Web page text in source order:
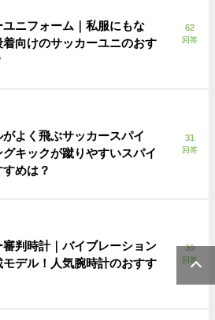
ユニフォーム｜私服にもな
着向けのサッカーユニのおす
62
回答
がよく飛ぶサッカースパイ
グキックが蹴りやすいスパイ
めは？
31
回答
審判時計｜バイブレーション
モデル！人気腕時計のおすす
39
回答